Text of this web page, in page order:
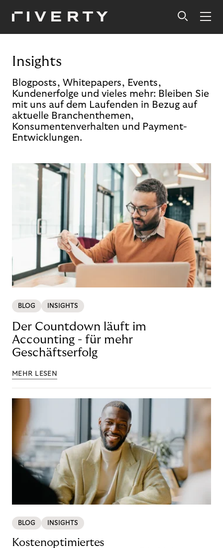
Insights
Blogposts, Whitepapers, Events,
Kundenerfolge und vieles mehr: Bleiben Sie
mit uns auf dem Laufenden in Bezug auf
aktuelle Branchenthemen,
Konsumentenverhalten und Payment-
Entwicklungen.
BLOG INSIGHTS
Der Countdown läuft im
Accounting - für mehr
Geschäftserfolg
MEHR LESEN
BLOG INSIGHTS
Kostenoptimiertes